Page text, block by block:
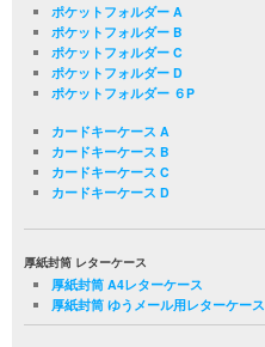
ポケットフォルダー A
ポケットフォルダー B
ポケットフォルダー C
ポケットフォルダー D
ポケットフォルダー ６P
カードキーケース A
カードキーケース B
カードキーケース C
カードキーケース D
厚紙封筒 レターケース
厚紙封筒 A4レターケース
厚紙封筒 ゆうメール用レターケース